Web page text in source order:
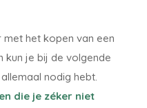
met het kopen van een
kun je bij de volgende
nodig hebt.
die je zéker niet